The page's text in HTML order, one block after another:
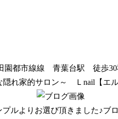
園都市線線 青葉台駅 徒歩30
隠れ家的サロン～ Ｌnail【エル
プルよりお選び頂きました♪ブ